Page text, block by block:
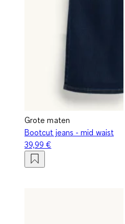
Grote maten
Bootcut jeans - mid waist
39,99 €